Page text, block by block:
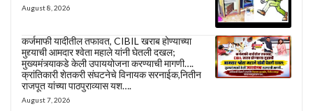
August 8, 2026
कर्जमाफी यादीतील तफावत, CIBIL खराब होण्याच्या
मुद्द्याची आमदार श्वेता महाले यांनी घेतली दखल;
मुख्यमंत्र्याकडे केली उपाययोजना करण्याची मागणी….
क्रांतिकारी शेतकरी संघटनेचे विनायक सरनाईक,नितीन
राजपूत यांच्या पाठपुराव्यास यश….
August 7, 2026